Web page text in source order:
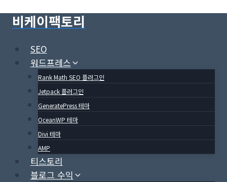
비케이팩토리
SEO
워드프레스
Rank Math SEO 플러그인
Jetpack 플러그인
GeneratePress 테마
OceanWP 테마
Divi 테마
AMP
티스토리
블로그 수익